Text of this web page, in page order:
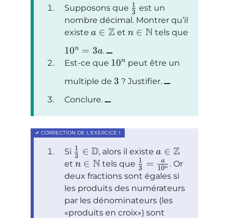
Supposons que 3
1 est un
nombre décimal. Montrer qu’il
existe a ∈ Z et n ∈ N tels que
10n = 3a.
Est-ce que 10n peut être un
multiple de 3 ? Justifier.
Conclure.
Si 3
1 ∈ D, alors il existea ∈ Z
et n ∈ Ntels que 3
1 = 10n
a
. Or
deux fractions sont égales si
les produits des numérateurs
par les dénominateurs (les
produits en croix ) sont